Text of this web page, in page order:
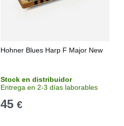
Hohner Blues Harp F Major New
Stock en distribuidor
Entrega en 2-3 días laborables
45 €